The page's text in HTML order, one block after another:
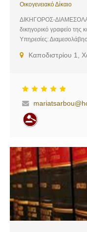
Οικογενειακό Δίκαιο
ΔΙΚΗΓΟΡΟΣ-
δικηγορικό γραφείο της
Υπηρεσίες:
Καποδιστρίου 1,